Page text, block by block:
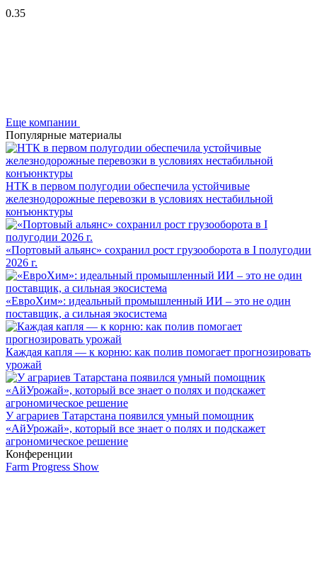
0.35
Еще компании
Популярные материалы
НТК в первом полугодии обеспечила устойчивые
железнодорожные перевозки в условиях нестабильной
конъюнктуры
«Портовый альянс» сохранил рост грузооборота в I полугодии
2026 г.
«ЕвроХим»: идеальный промышленный ИИ – это не один
поставщик, а сильная экосистема
Каждая капля — к корню: как полив помогает прогнозировать
урожай
У аграриев Татарстана появился умный помощник
«АйУрожай», который все знает о полях и подскажет
агрономическое решение
Конференции
Farm Progress Show